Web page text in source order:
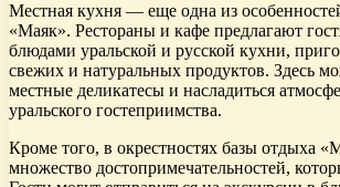
Местная кухня — еще одна из
«Маяк». Рестораны и кафе предлагают
блюдами уральской и русской кухни,
свежих и натуральных продуктов. Здесь
местные деликатесы и насладиться
уральского гостеприимства.
Кроме того, в окрестностях базы отдыха
множество достопримечательностей,